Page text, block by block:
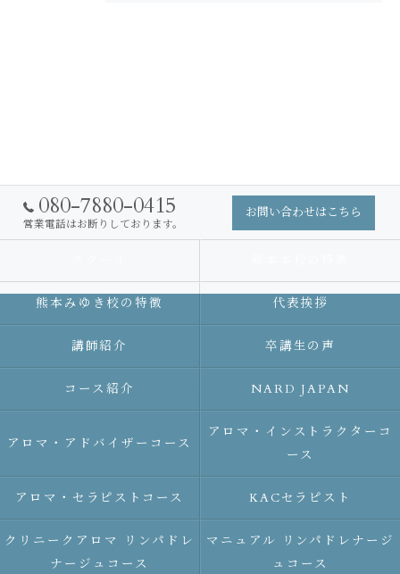
080-7880-0415
営業電話はお断りしております。
お問い合わせはこちら
熊本みゆき校の特徴 代表挨拶
講師紹介 卒講生の声
コース紹介 NARD JAPAN
アロマ・アドバイザーコース
アロマ・インストラクターコ
ース
アロマ・セラピストコース KACセラピスト
クリニークアロマ リンパドレ
ナージュコース
マニュアル リンパドレナージ
ュコース